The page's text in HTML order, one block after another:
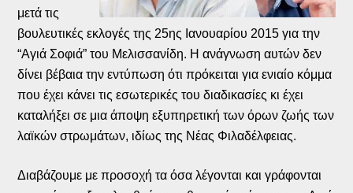
μετά τις
βουλευτικές εκλογές της 25ης Ιανουαρίου 2015 για την
“Αγιά Σοφιά” του Μελισσανίδη. Η ανάγνωση αυτών δεν
δίνει βέβαια την εντύπωση ότι πρόκειται για ενιαίο κόμμα
που έχει κάνει τις εσωτερικές του διαδικασίες κι έχει
καταλήξει σε μια άποψη εξυπηρετική των όρων ζωής των
λαϊκών στρωμάτων, ιδίως της Νέας Φιλαδέλφειας.
Διαβάζουμε με προσοχή τα όσα λέγονται και γράφονται